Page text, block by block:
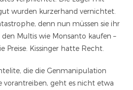
wurden kurzerhand vernichtet.
denn nun müssen sie ihr
Multis wie Monsanto kaufen –
Preise. Kissinger hatte Recht.
die die Genmanipulation
vorantreiben, geht es nicht etwa